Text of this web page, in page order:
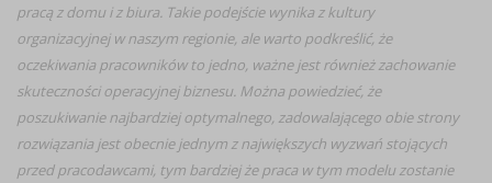
pracą z domu i z biura. Takie podejście wynika z kultury
organizacyjnej w naszym regionie, ale warto podkreślić, że
oczekiwania pracowników to jedno, ważne jest również zachowanie
skuteczności operacyjnej biznesu. Można powiedzieć, że
poszukiwanie najbardziej optymalnego, zadowalającego obie strony
rozwiązania jest obecnie jednym z największych wyzwań stojących
przed pracodawcami, tym bardziej że praca w tym modelu zostanie